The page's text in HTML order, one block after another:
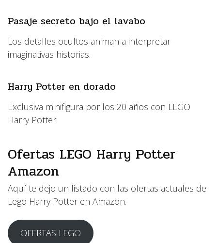
Pasaje secreto bajo el lavabo
Los detalles ocultos animan a interpretar
imaginativas historias.
Harry Potter en dorado
Exclusiva minifigura por los 20 años con LEGO
Harry Potter.
Ofertas LEGO Harry Potter
Amazon
Aquí te dejo un listado con las ofertas actuales de
Lego Harry Potter en Amazon.
OFERTAS LEGO